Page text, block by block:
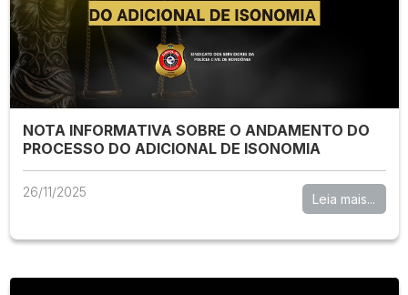
NOTA INFORMATIVA SOBRE O ANDAMENTO DO
PROCESSO DO ADICIONAL DE ISONOMIA
26/11/2025 Leia mais...